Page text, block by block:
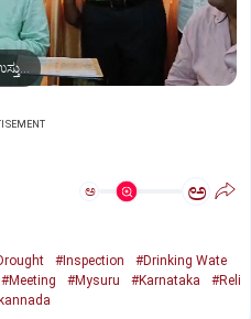
ಮಾಧ್ಯಮದವರೊಂದಿಗೆ ಮಾತನಾಡಿದ ಉಸ್ತುವಾರಿ ಸಚಿವ ಡಾ. ಯತೀಂದ್ರ ಸಿದ್ದರಾಮಯ್ಯ
ಅ ಅ
#Inspection
#Drinking Wate
#Meeting #Mysuru #Karnataka
#Reli